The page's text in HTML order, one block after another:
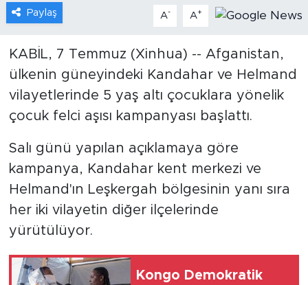
Paylaş A- A+
KABİL, 7 Temmuz (Xinhua) -- Afganistan,
ülkenin güneyindeki Kandahar ve Helmand
vilayetlerinde 5 yaş altı çocuklara yönelik
çocuk felci aşısı kampanyası başlattı.
Salı günü yapılan açıklamaya göre
kampanya, Kandahar kent merkezi ve
Helmand'ın Leşkergah bölgesinin yanı sıra
her iki vilayetin diğer ilçelerinde
yürütülüyor.
Kongo Demokratik
Xinhua
Xinhua Türkiye